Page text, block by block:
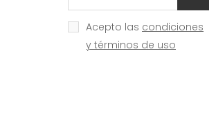
Acepto las condiciones
y términos de uso